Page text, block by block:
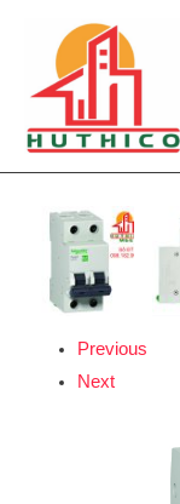
Previous
Next